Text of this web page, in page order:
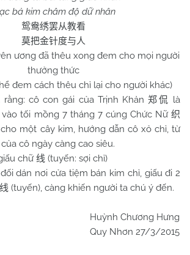
bả kim châm độ dữ nhân
鸳鸯绣罢从教看
莫把金针度与人
ương đã thêu xong đem cho mọi người
thưởng thức
đem cách thêu chỉ lại cho người khác)
rằng: cô con gái của Trịnh Khản郑侃
là
vào tối mồng 7 tháng 7 cúng Chức Nữ织
một cây kim, hướng dẫn cô xỏ chỉ, từ
cô ngày càng cao siêu.
chữ 线 (tuyến: sợi chỉ)
nơi cửa tiệm bán kim chỉ, giấu đi 2
线 (tuyến), càng khiến người ta chú ý đến.
Chương Hưng
27/3/2015